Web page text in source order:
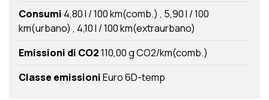
Consumi 4,80 l / 100 km(comb.) 5,90 l / 100
km(urbano) 4,10 l / 100 km(extraurbano)
Emissioni di CO2110,00 g CO2/km(comb.)
Classe emissioniEuro 6D-temp